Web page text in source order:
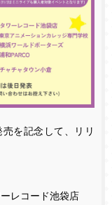
を記念して、リリ
レコード池袋店